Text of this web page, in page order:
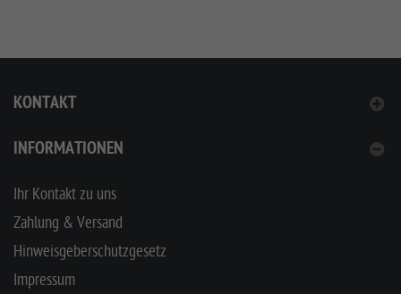
KONTAKT
INFORMATIONEN
Ihr Kontakt zu uns
Zahlung & Versand
Hinweisgeberschutzgesetz
Impressum